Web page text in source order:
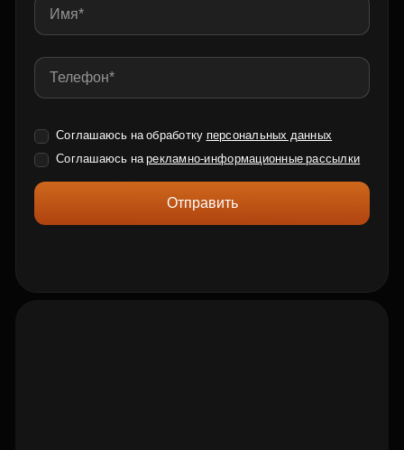
Соглашаюсь на обработку персональных данных
Соглашаюсь нарекламно-информационные рассылки
Отправить